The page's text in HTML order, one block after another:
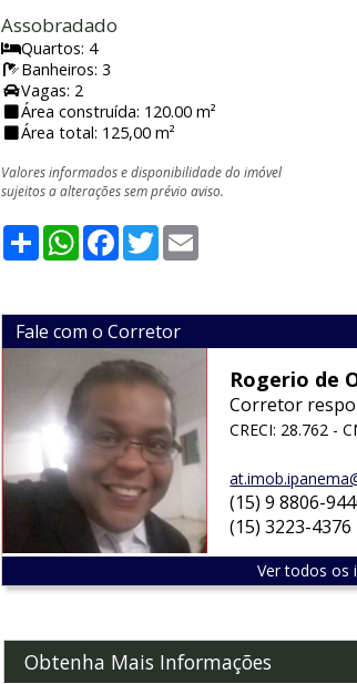
Assobradado
Quartos: 4
Banheiros: 3
Vagas: 2
Área construída: 120.00 m²
Área total: 125,00 m²
Valores informados e disponibilidade do imóvel
sujeitos a alterações sem prévio aviso.
ShareWhatsApp
Facebook
Twitter
Fale com o Corretor
Rogerio de
Corretor
CRECI: 28.762 -
(15) 9 8806-
(15) 3223-4376
Ver todos os
Obtenha Mais Informações